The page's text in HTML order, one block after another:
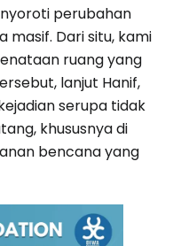
perubahan
masif. Dari situ, kami
ruang yang
lanjut Hanif,
serupa tidak
khususnya di
bencana yang